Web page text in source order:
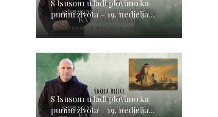
S Isusom u lađi plovimo ka
punini života – 19. nedjelja...
S Isusom u lađi plovimo ka
punini života – 19. nedjelja...